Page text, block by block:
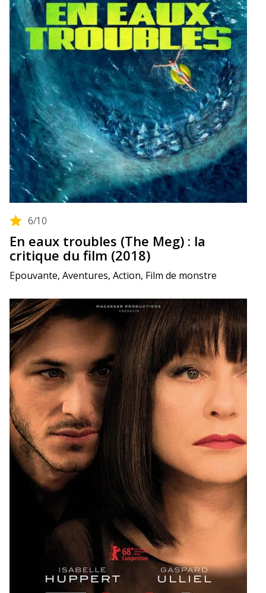
6/10
En eaux troubles (The Meg) : la
critique du film (2018)
Epouvante, Aventures, Action, Film de monstre